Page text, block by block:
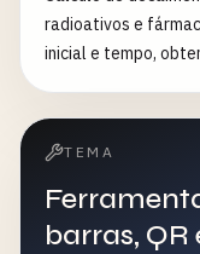
radioativos e
inicial e tempo,
TEMA
barras, QR